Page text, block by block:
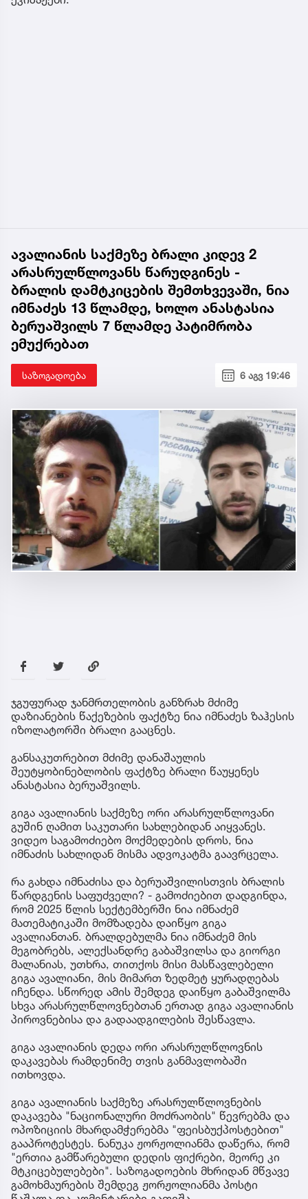
ავალიანის საქმეზე ბრალი კიდევ 2
არასრულწლოვანს წარუდგინეს -
ბრალის დამტკიცების შემთხვევაში, ნია
იმნაძეს 13 წლამდე, ხოლო ანასტასია
ბერუაშვილს 7 წლამდე პატიმრობა
ემუქრებათ
საზოგადოება 6 აგვ 19:46
ჯგუფურად ჯანმრთელობის განზრახ მძიმე
დაზიანების წაქეზების ფაქტზე ნია იმნაძეს ზაჰესის
იზოლატორში ბრალი გააცნეს.
განსაკუთრებით მძიმე დანაშაულის
შეუტყობინებლობის ფაქტზე ბრალი წაუყენეს
ანასტასია ბერუაშვილს.
გიგა ავალიანის საქმეზე ორი არასრულწლოვანი
გუშინ ღამით საკუთარი სახლებიდან აიყვანეს.
ვიდეო საგამოძიებო მოქმედების დროს, ნია
იმნაძის სახლიდან მისმა ადვოკატმა გაავრცელა.
რა გახდა იმნაძისა და ბერუაშვილისთვის ბრალის
წარდგენის საფუძველი? - გამოძიებით დადგინდა,
რომ 2025 წლის სექტემბერში ნია იმნაძემ
მათემატიკაში მომზადება დაიწყო გიგა
ავალიანთან. ბრალდებულმა ნია იმნაძემ მის
მეგობრებს, ალექსანდრე გაბაშვილსა და გიორგი
მალანიას, უთხრა, თითქოს მისი მასწავლებელი
გიგა ავალიანი, მის მიმართ ზედმეტ ყურადღებას
იჩენდა. სწორედ ამის შემდეგ დაიწყო გაბაშვილმა
სხვა არასრულწლოვნებთან ერთად გიგა ავალიანის
პიროვნებისა და გადაადგილების შესწავლა.
გიგა ავალიანის დედა ორი არასრულწლოვნის
დაკავებას რამდენიმე თვის განმავლობაში
ითხოვდა.
გიგა ავალიანის საქმეზე არასრულწლოვნების
დაკავება "ნაციონალური მოძრაობის" წევრებმა და
ოპოზიციის მხარდამჭერებმა "ფეისბუქპოსტებით"
გააპროტესტეს. ნანუკა ჟორჟოლიანმა დაწერა, რომ
"ერთია გამწარებული დედის ფიქრები, მეორე კი
მტკიცებულებები". საზოგადოების მხრიდან მწვავე
გამოხმაურების შემდეგ ჟორჟოლიანმა პოსტი